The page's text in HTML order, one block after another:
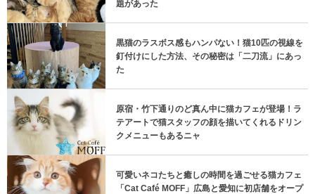
題があった
黒猫のラスボス感もハンパない！猫10匹の視線を
釘付けにした方法、その秘密は「二刀流」にあっ
た
原宿・竹下通りのど真ん中に猫カフェが登場！ラ
テアートで猫スタッフの顔を描いてくれるドリン
クメニューもあるニャ
可愛いネコたちと癒しの時間を過ごせる猫カフェ
「Cat Café MOFF」広島と愛知に初店舗をオープ